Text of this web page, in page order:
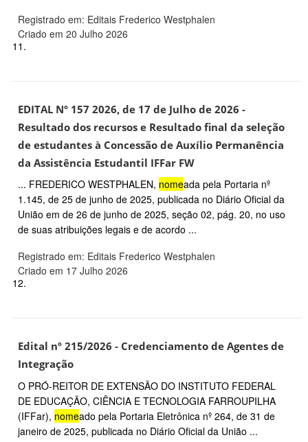
Registrado em: Editais Frederico Westphalen
Criado em 20 Julho 2026
11.
EDITAL Nº 157 2026, de 17 de Julho de 2026 -
Resultado dos recursos e Resultado final da seleção
de estudantes à Concessão de Auxílio Permanência
da Assistência Estudantil IFFar FW
... FREDERICO WESTPHALEN, nomeada pela Portaria nº
1.145, de 25 de junho de 2025, publicada no Diário Oficial da
União em de 26 de junho de 2025, seção 02, pág. 20, no uso
de suas atribuições legais e de acordo ...
Registrado em: Editais Frederico Westphalen
Criado em 17 Julho 2026
12.
Edital nº 215/2026 - Credenciamento de Agentes de
Integração
O PRÓ-REITOR DE EXTENSÃO DO INSTITUTO FEDERAL
DE EDUCAÇÃO, CIÊNCIA E TECNOLOGIA FARROUPILHA
(IFFar), nomeado pela Portaria Eletrônica nº 264, de 31 de
janeiro de 2025, publicada no Diário Oficial da União ...